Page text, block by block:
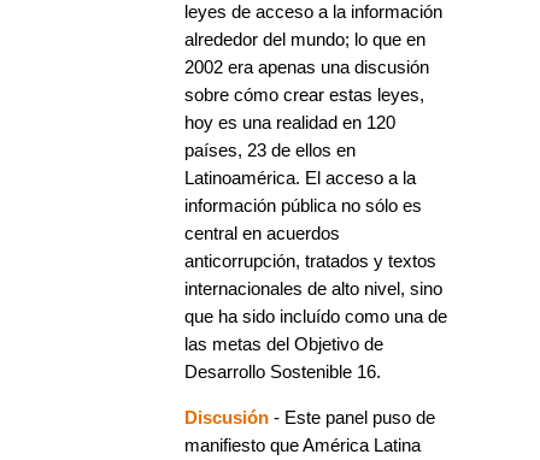
leyes de acceso a la información
alrededor del mundo; lo que en
2002 era apenas una discusión
sobre cómo crear estas leyes,
hoy es una realidad en 120
países, 23 de ellos en
Latinoamérica. El acceso a la
información pública no sólo es
central en acuerdos
anticorrupción, tratados y textos
internacionales de alto nivel, sino
que ha sido incluído como una de
las metas del Objetivo de
Desarrollo Sostenible 16.
Discusión - Este panel puso de
manifiesto que América Latina